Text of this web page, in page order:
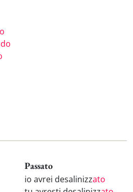
Passato
io avrei desalinizzato